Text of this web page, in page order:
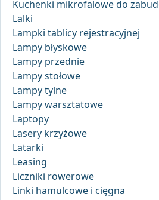
Kuchenki mikrofalowe do
Lalki
Lampki tablicy rejestracyjnej
Lampy błyskowe
Lampy przednie
Lampy stołowe
Lampy tylne
Lampy warsztatowe
Laptopy
Lasery krzyżowe
Latarki
Leasing
Liczniki rowerowe
Linki hamulcowe i cięgna